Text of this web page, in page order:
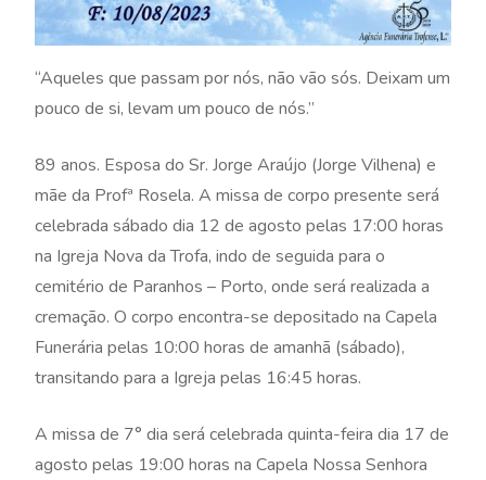
“Aqueles que passam por nós, não vão sós. Deixam um
pouco de si, levam um pouco de nós.”
89 anos. Esposa do Sr. Jorge Araújo (Jorge Vilhena) e
mãe da Profª Rosela. A missa de corpo presente será
celebrada sábado dia 12 de agosto pelas 17:00 horas
na Igreja Nova da Trofa, indo de seguida para o
cemitério de Paranhos – Porto, onde será realizada a
cremação. O corpo encontra-se depositado na Capela
Funerária pelas 10:00 horas de amanhã (sábado),
transitando para a Igreja pelas 16:45 horas.
A missa de 7° dia será celebrada quinta-feira dia 17 de
agosto pelas 19:00 horas na Capela Nossa Senhora